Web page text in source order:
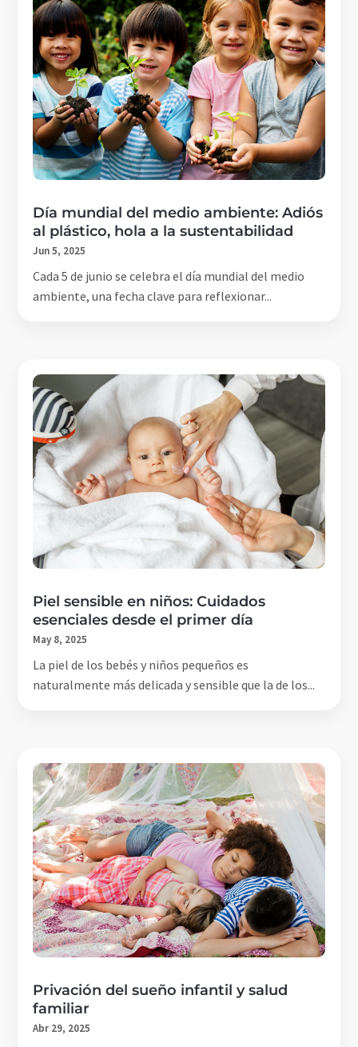
Día mundial del medio ambiente: Adiós
al plástico, hola a la sustentabilidad
Jun 5, 2025
Cada 5 de junio se celebra el día mundial del medio
ambiente, una fecha clave para reflexionar...
Piel sensible en niños: Cuidados
esenciales desde el primer día
May 8, 2025
La piel de los bebés y niños pequeños es
naturalmente más delicada y sensible que la de los...
Privación del sueño infantil y salud
familiar
Abr 29, 2025